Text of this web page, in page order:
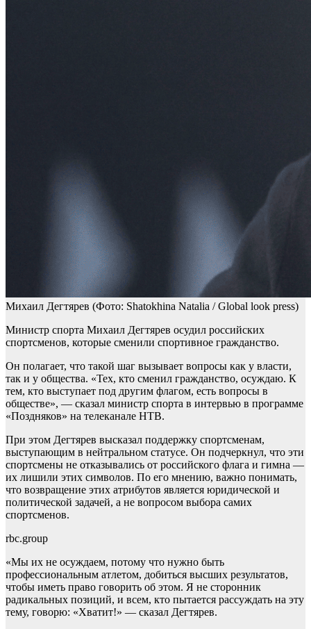
Михаил Дегтярев (Фото: Shatokhina Natalia / Global look press)
Министр спорта Михаил Дегтярев осудил российских
спортсменов, которые сменили спортивное гражданство.
Он полагает, что такой шаг вызывает вопросы как у власти,
так и у общества. «Тех, кто сменил гражданство, осуждаю. К
тем, кто выступает под другим флагом, есть вопросы в
обществе», — сказал министр спорта в интервью в программе
«Поздняков» на телеканале НТВ.
При этом Дегтярев высказал поддержку спортсменам,
выступающим в нейтральном статусе. Он подчеркнул, что эти
спортсмены не отказывались от российского флага и гимна —
их лишили этих символов. По его мнению, важно понимать,
что возвращение этих атрибутов является юридической и
политической задачей, а не вопросом выбора самих
спортсменов.
rbc.group
«Мы их не осуждаем, потому что нужно быть
профессиональным атлетом, добиться высших результатов,
чтобы иметь право говорить об этом. Я не сторонник
радикальных позиций, и всем, кто пытается рассуждать на эту
тему, говорю: «Хватит!» — сказал Дегтярев.